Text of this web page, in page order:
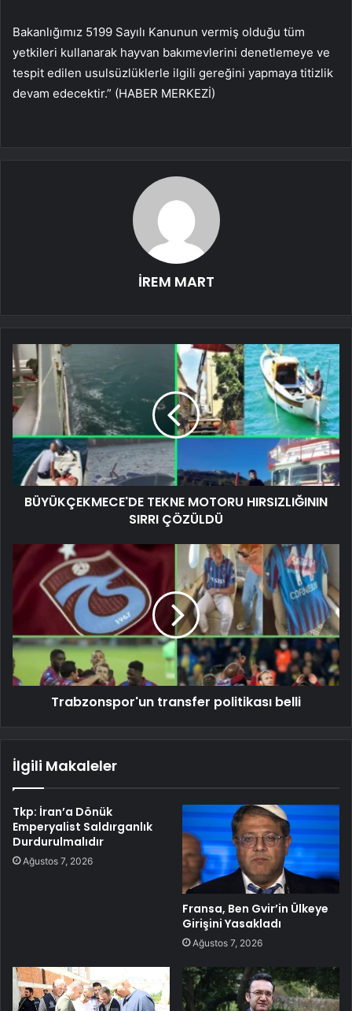
Bakanlığımız 5199 Sayılı Kanunun vermiş olduğu tüm
yetkileri kullanarak hayvan bakımevlerini denetlemeye ve
tespit edilen usulsüzlüklerle ilgili gereğini yapmaya titizlik
devam edecektir.” (HABER MERKEZİ)
İREM MART
BÜYÜKÇEKMECE'DE TEKNE MOTORU HIRSIZLIĞININ
SIRRI ÇÖZÜLDÜ
Trabzonspor'un transfer politikası belli
İlgili Makaleler
Tkp: İran’a Dönük
Emperyalist Saldırganlık
Durdurulmalıdır
Ağustos 7, 2026
Fransa, Ben Gvir’in Ülkeye
Girişini Yasakladı
Ağustos 7, 2026